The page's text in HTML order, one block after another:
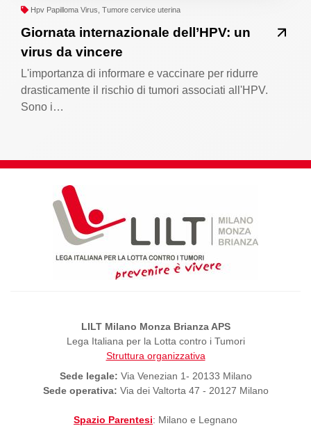
Hpv Papilloma Virus, Tumore cervice uterina
Giornata internazionale dell’HPV: un
virus da vincere
L'importanza di informare e vaccinare per ridurre
drasticamente il rischio di tumori associati all'HPV.
Sono i…
LILT Milano Monza Brianza APS
Lega Italiana per la Lotta contro i Tumori
Struttura organizzativa
Sede legale: Via Venezian 1- 20133 Milano
Sede operativa: Via dei Valtorta 47 - 20127 Milano
Spazio Parentesi: Milano e Legnano